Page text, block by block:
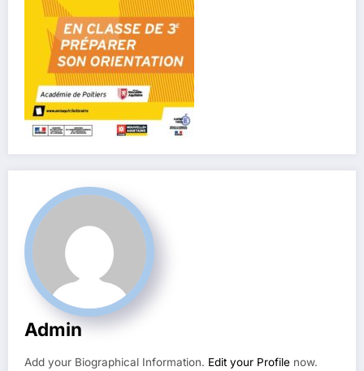
Admin
Add your Biographical Information. Edit your Profile now.